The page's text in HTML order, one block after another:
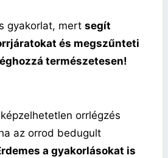
gyakorlat, mertsegít
és megszűnteti
természetesen!
orrlégzés
az orrod bedugult
a gyakorlásokat is